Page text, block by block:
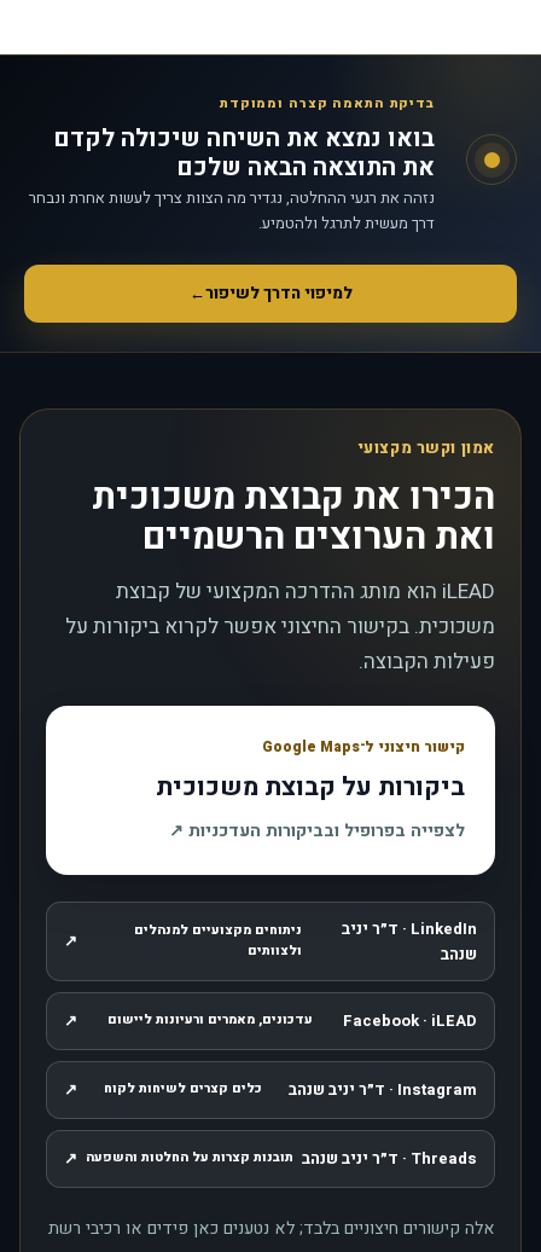
בדיקת התאמה קצרה וממוקדת
בואו נמצא את השיחה שיכולה לקדם
את התוצאה הבאה שלכם
נזהה את רגעי ההחלטה, נגדיר מה הצוות צריך לעשות אחרת ונבחר
דרך מעשית לתרגל ולהטמיע.
למיפוי הדרך לשיפור←
אמון וקשר מקצועי
הכירו את קבוצת משכוכית
ואת הערוצים הרשמיים
iLEAD הוא מותג ההדרכה המקצועי של קבוצת
משכוכית. בקישור החיצוני אפשר לקרוא ביקורות על
פעילות הקבוצה.
קישור חיצוני ל־Google Maps
ביקורות על קבוצת משכוכית
לצפייה בפרופיל ובביקורות העדכניות ↗
LinkedIn · ד״ר יניב
שנהב
ניתוחים מקצועיים למנהלים
ולצוותים
↗ , נפתח בחלון חדש
Facebook · iLEAD עדכונים, מאמרים ורעיונות ליישום ↗ , נפתח בחלון חדש
Instagram · ד״ר יניב שנהב כלים קצרים לשיחות לקוח ↗ , נפתח בחלון חדש
Threads · ד״ר יניב שנהב תובנות קצרות על החלטות והשפעה ↗ , נפתח בחלון חדש
אלה קישורים חיצוניים בלבד; לא נטענים כאן פידים או רכיבי רשת